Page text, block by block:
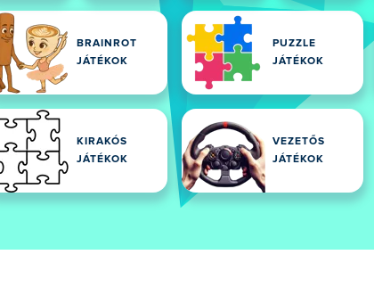
BRAINROT
JÁTÉKOK
PUZZLE
JÁTÉKOK
KIRAKÓS
JÁTÉKOK
VEZETŐS
JÁTÉKOK